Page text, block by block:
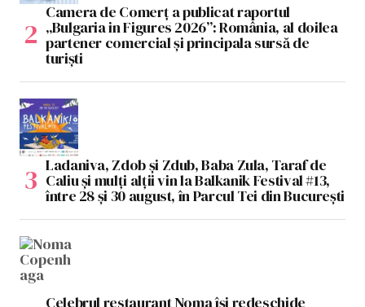
Camera de Comerț a publicat raportul
„Bulgaria in Figures 2026”: România, al doilea
partener comercial și principala sursă de
turiști
Ladaniva, Zdob și Zdub, Baba Zula, Taraf de
Caliu și mulți alții vin la Balkanik Festival #13,
între 28 și 30 august, în Parcul Tei din București
Celebrul restaurant Noma își redeschide